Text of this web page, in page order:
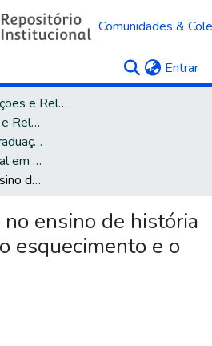
Comunidades &
Entrar
Teses, Dissertações e Relatórios
Teses, Dissertações e Relatórios defendidos na UCS
Programa de Pós-Graduação em História
Mestrado Profissional em História
O testemunho no ensino de história : a lembrança, o esquecimento e o sensível
ensino de história
esquecimento e o